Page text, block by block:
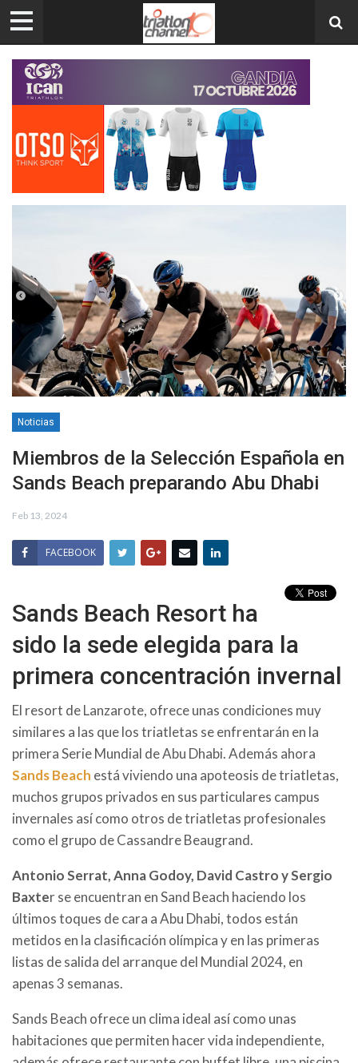
Noticias
Miembros de la Selección Española en
Sands Beach preparando Abu Dhabi
Feb 13, 2024
FACEBOOK
Sands Beach Resort ha
sido la sede elegida para la
primera concentración invernal
El resort de Lanzarote, ofrece unas condiciones muy
similares a las que los triatletas se enfrentarán en la
primera Serie Mundial de Abu Dhabi. Además ahora
Sands Beach está viviendo una apoteosis de triatletas,
muchos grupos privados en sus particulares campus
invernales así como otros de triatletas profesionales
como el grupo de Cassandre Beaugrand.
Antonio Serrat, Anna Godoy, David Castro y Sergio
Baxter se encuentran en Sand Beach haciendo los
últimos toques de cara a Abu Dhabi, todos están
metidos en la clasificación olímpica y en las primeras
listas de salida del arranque del Mundial 2024, en
apenas 3 semanas.
Sands Beach ofrece un clima ideal así como unas
habitaciones que permiten hacer vida independiente,